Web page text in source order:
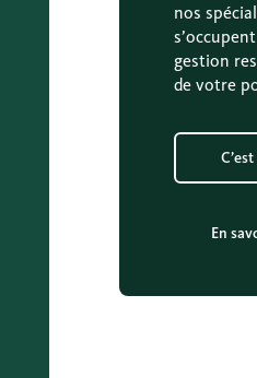
nos
gestion
de votre
En